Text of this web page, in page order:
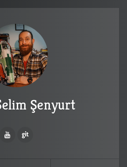
Şenyurt